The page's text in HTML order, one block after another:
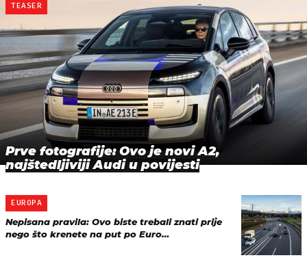
TEASER
Prve fotografije: Ovo je novi A2,
najštedljiviji Audi u povijesti
EUROPA
Nepisana pravila: Ovo biste trebali znati prije
nego što krenete na put po Euro…